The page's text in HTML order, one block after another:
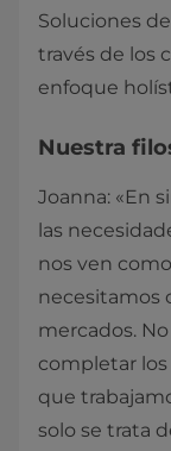
Soluciones
través de los
enfoque
Nuestra
Joanna: «En
las
nos ven
necesitamos
mercados.
completar
que
solo se trata